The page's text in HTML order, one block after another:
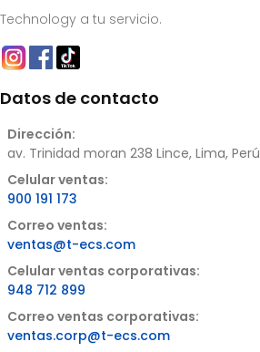
Technology a tu servicio.
Datos de contacto
Dirección:
av. Trinidad moran 238 Lince, Lima, Perú
Celular ventas:
900 191 173
Correo ventas:
ventas@t-ecs.com
Celular ventas corporativas:
948 712 899
Correo ventas corporativas:
ventas.corp@t-ecs.com